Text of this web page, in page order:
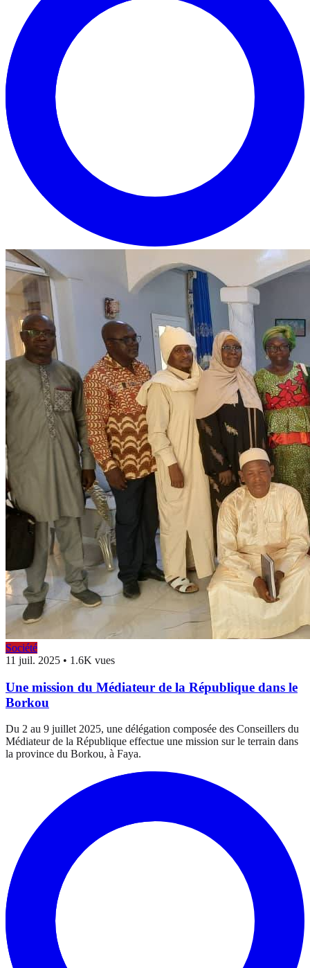
Société
11 juil. 2025 • 1.6K vues
Une mission du Médiateur de la République dans le
Borkou
Du 2 au 9 juillet 2025, une délégation composée des Conseillers du
Médiateur de la République effectue une mission sur le terrain dans
la province du Borkou, à Faya.